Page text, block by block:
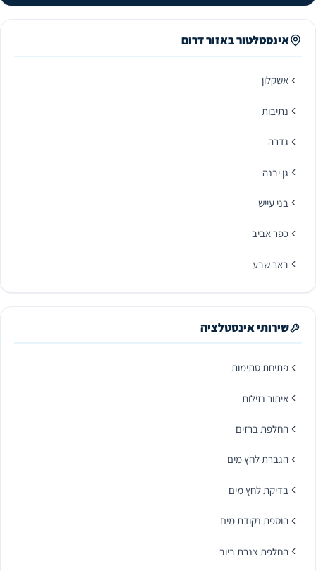
אינסטלטור באזור דרום
אשקלון
נתיבות
גדרה
גן יבנה
בני עייש
כפר אביב
באר שבע
שירותי אינסטלציה
פתיחת סתימות
איתור נזילות
החלפת ברזים
הגברת לחץ מים
בדיקת לחץ מים
הוספת נקודת מים
החלפת צנרת ביוב